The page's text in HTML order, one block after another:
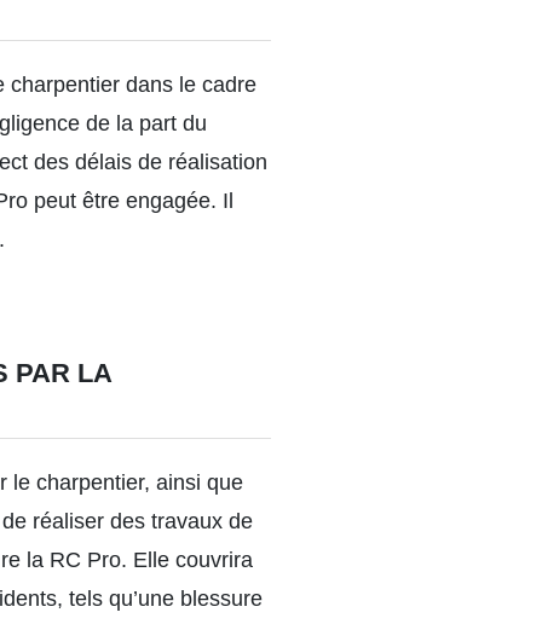
charpentier dans le cadre
de la part du
des délais de réalisation
peut être engagée. Il
PAR LA
le charpentier, ainsi que
réaliser des travaux de
la RC Pro. Elle couvrira
tels qu’une blessure